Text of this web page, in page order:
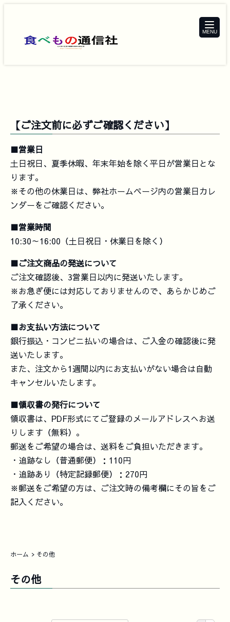
toggle
【ご注文前に必ずご確認ください】
■営業日
土日祝日、夏季休暇、年末年始を除く平日が営業日とな
ります。
※その他の休業日は、弊社ホームページ内の営業日カレ
ンダーをご確認ください。
■営業時間
10:30～16:00（土日祝日・休業日を除く）
■ご注文商品の発送について
ご注文確認後、3営業日以内に発送いたします。
※お急ぎ便には対応しておりませんので、あらかじめご
了承ください。
■お支払い方法について
銀行振込・コンビニ払いの場合は、ご入金の確認後に発
送いたします。
また、注文から1週間以内にお支払いがない場合は自動
キャンセルいたします。
■領収書の発行について
領収書は、PDF形式にてご登録のメールアドレスへお送
りします（無料）。
郵送をご希望の場合は、送料をご負担いただきます。
・追跡なし（普通郵便）：110円
・追跡あり（特定記録郵便）：270円
※郵送をご希望の方は、ご注文時の備考欄にその旨をご
記入ください。
ホーム その他
その他